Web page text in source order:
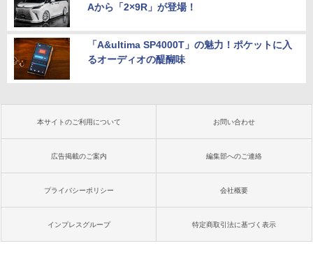
Aから「2×9R」が登場！
「A&ultima SP4000T」の魅力！ポケットに入
るオーディオの醍醐味
本サイトのご利用について お問い合わせ
広告掲載のご案内 編集部へのご連絡
プライバシーポリシー 会社概要
インプレスグループ 特定商取引法に基づく表示